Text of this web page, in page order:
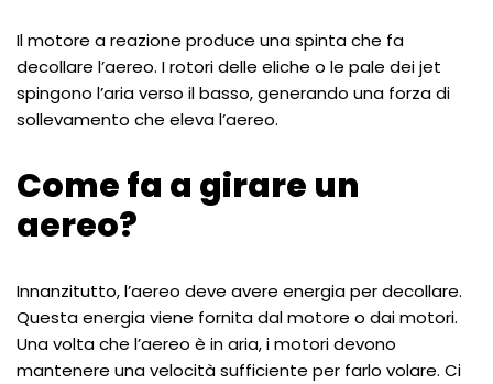
Il motore a reazione produce una spinta che fa
decollare l’aereo. I rotori delle eliche o le pale dei jet
spingono l’aria verso il basso, generando una forza di
sollevamento che eleva l’aereo.
Come fa a girare un
aereo?
Innanzitutto, l’aereo deve avere energia per decollare.
Questa energia viene fornita dal motore o dai motori.
Una volta che l’aereo è in aria, i motori devono
mantenere una velocità sufficiente per farlo volare. Ci